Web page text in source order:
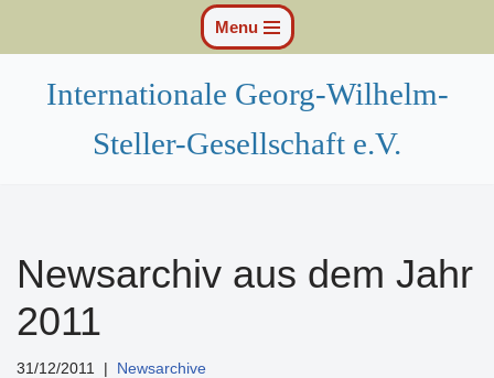
Zum
Inhalt
Menu
Internationale Georg-Wilhelm-
Steller-Gesellschaft e.V.
Newsarchiv aus dem Jahr
2011
31/12/2011 Newsarchive